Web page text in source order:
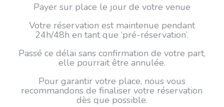
Payer sur place le jour de votre venue
Votre réservation est maintenue pendant
24h/48h en tant que ‘pré-réservation’.
Passé ce délai sans confirmation de votre part,
elle pourrait être annulée.
Pour garantir votre place, nous vous
recommandons de finaliser votre réservation
dès que possible.